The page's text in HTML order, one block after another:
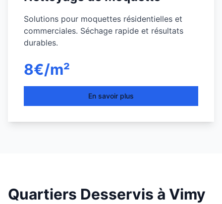
Solutions pour moquettes résidentielles et
commerciales. Séchage rapide et résultats
durables.
8€/m²
En savoir plus
Quartiers Desservis à Vimy